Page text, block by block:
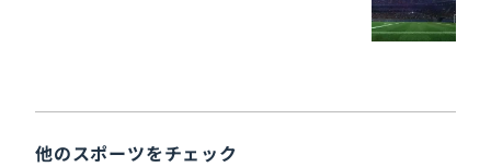
他のスポーツをチェック